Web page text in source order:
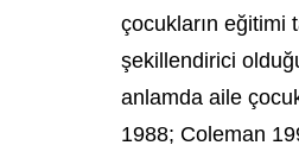
çocukların eğitimi
şekillendirici
anlamda aile
1988; Coleman